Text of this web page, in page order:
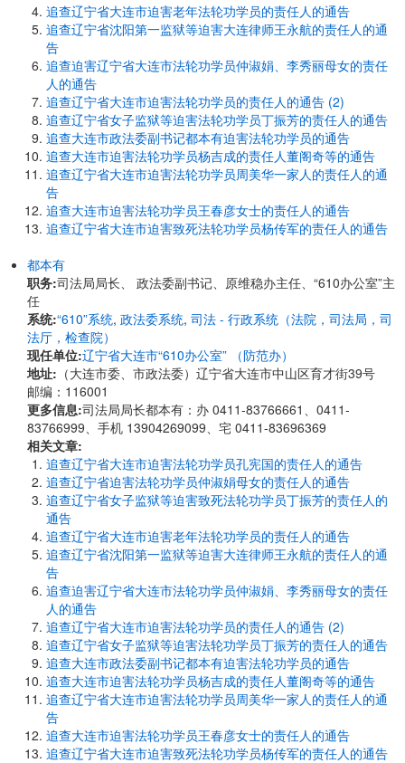
追查辽宁省大连市迫害老年法轮功学员的责任人的通告
追查辽宁省沈阳第一监狱等迫害大连律师王永航的责任人的通
告
追查迫害辽宁省大连市法轮功学员仲淑娟、李秀丽母女的责任
人的通告
追查辽宁省大连市迫害法轮功学员的责任人的通告 (2)
追查辽宁省女子监狱等迫害法轮功学员丁振芳的责任人的通告
追查大连市政法委副书记都本有迫害法轮功学员的通告
追查大连市迫害法轮功学员杨吉成的责任人董阁奇等的通告
追查辽宁省大连市迫害法轮功学员周美华一家人的责任人的通
告
追查大连市迫害法轮功学员王春彦女士的责任人的通告
追查辽宁省大连市迫害致死法轮功学员杨传军的责任人的通告
都本有
职务:司法局局长、 政法委副书记、原维稳办主任、“610办公室”主
任
系统:“610”系统, 政法委系统, 司法 - 行政系统（法院，司法局，司
法厅，检查院）
现任单位:辽宁省大连市“610办公室” （防范办）
地址: （大连市委、市政法委）辽宁省大连市中山区育才街39号
邮编：116001
更多信息:司法局局长都本有：办 0411-83766661、0411-
83766999、手机 13904269099、宅 0411-83696369
相关文章:
追查辽宁省大连市迫害法轮功学员孔宪国的责任人的通告
追查辽宁省迫害法轮功学员仲淑娟母女的责任人的通告
追查辽宁省女子监狱等迫害致死法轮功学员丁振芳的责任人的
通告
追查辽宁省大连市迫害老年法轮功学员的责任人的通告
追查辽宁省沈阳第一监狱等迫害大连律师王永航的责任人的通
告
追查迫害辽宁省大连市法轮功学员仲淑娟、李秀丽母女的责任
人的通告
追查辽宁省大连市迫害法轮功学员的责任人的通告 (2)
追查辽宁省女子监狱等迫害法轮功学员丁振芳的责任人的通告
追查大连市政法委副书记都本有迫害法轮功学员的通告
追查大连市迫害法轮功学员杨吉成的责任人董阁奇等的通告
追查辽宁省大连市迫害法轮功学员周美华一家人的责任人的通
告
追查大连市迫害法轮功学员王春彦女士的责任人的通告
追查辽宁省大连市迫害致死法轮功学员杨传军的责任人的通告